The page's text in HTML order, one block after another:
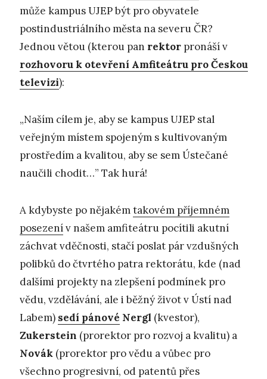
může kampus UJEP být pro obyvatele
postindustriálního města na severu ČR?
Jednou větou (kterou pan rektor pronáší v
rozhovoru k otevření Amfiteátru pro Českou
televizi):
„Naším cílem je, aby se kampus UJEP stal
veřejným místem spojeným s kultivovaným
prostředím a kvalitou, aby se sem Ústečané
naučili chodit…” Tak hurá!
A kdybyste po nějakémtakovém příjemném
posezenív našem amfiteátru pocítili akutní
záchvat vděčnosti, stačí poslat pár vzdušných
polibků do čtvrtého patra rektorátu, kde (nad
dalšími projekty na zlepšení podmínek pro
vědu, vzdělávání, ale i běžný život v Ústí nad
Labem) sedí pánové Nergl (kvestor),
Zukerstein (prorektor pro rozvoj a kvalitu) a
Novák (prorektor pro vědu a vůbec pro
všechno progresivní, od patentů přes